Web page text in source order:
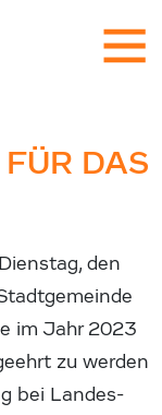
DAS
den
im Jahr 2023
zu werden
bei Landes-